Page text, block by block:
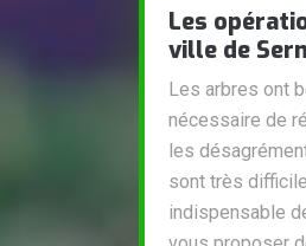
Les
ville de
Les arbres ont
nécessaire de
les
sont très
indispensable